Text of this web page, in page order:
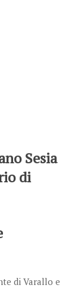
Sesia
di
di Varallo e